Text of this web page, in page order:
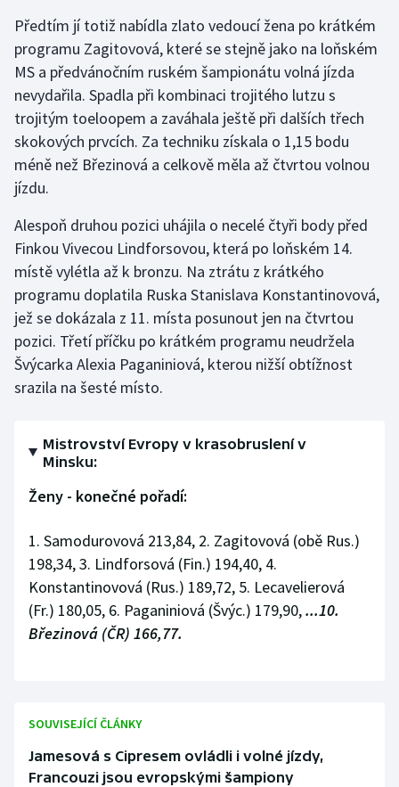
Triatlon
Veslování
Vodní slalom
Volejbal
Ostatní
Předtím jí totiž nabídla zlato vedoucí žena po krátkém
programu Zagitovová, které se stejně jako na loňském
MS a předvánočním ruském šampionátu volná jízda
nevydařila. Spadla při kombinaci trojitého lutzu s
trojitým toeloopem a zaváhala ještě při dalších třech
skokových prvcích. Za techniku získala o 1,15 bodu
méně než Březinová a celkově měla až čtvrtou volnou
jízdu.
Alespoň druhou pozici uhájila o necelé čtyři body před
Finkou Vivecou Lindforsovou, která po loňském 14.
místě vylétla až k bronzu. Na ztrátu z krátkého
programu doplatila Ruska Stanislava Konstantinovová,
jež se dokázala z 11. místa posunout jen na čtvrtou
pozici. Třetí příčku po krátkém programu neudržela
Švýcarka Alexia Paganiniová, kterou nižší obtížnost
srazila na šesté místo.
Mistrovství Evropy v krasobruslení v
Minsku:
Ženy - konečné pořadí:
1. Samodurovová 213,84, 2. Zagitovová (obě Rus.)
198,34, 3. Lindforsová (Fin.) 194,40, 4.
Konstantinovová (Rus.) 189,72, 5. Lecavelierová
(Fr.) 180,05, 6. Paganiniová (Švýc.) 179,90,...10.
Březinová (ČR) 166,77.
SOUVISEJÍCÍ ČLÁNKY
Jamesová s Cipresem ovládli i volné jízdy,
Francouzi jsou evropskými šampiony